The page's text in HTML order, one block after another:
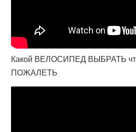
Какой ВЕЛОСИПЕД ВЫБРАТЬ
ПОЖАЛЕТЬ